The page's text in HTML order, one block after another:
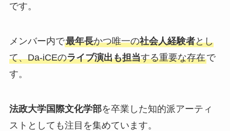
です。
メンバー内で最年長かつ唯一の社会人経験者とし
て、Da-iCEのライブ演出も担当する重要な存在で
す。
法政大学国際文化学部を卒業した知的派アーティ
ストとしても注目を集めています。